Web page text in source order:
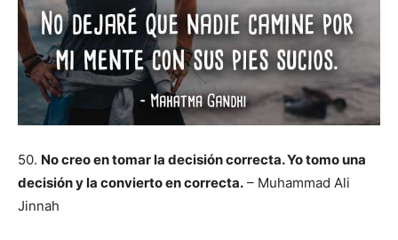
50. No creo en tomar la decisión correcta. Yo tomo una
decisión y la convierto en correcta. – Muhammad Ali
Jinnah